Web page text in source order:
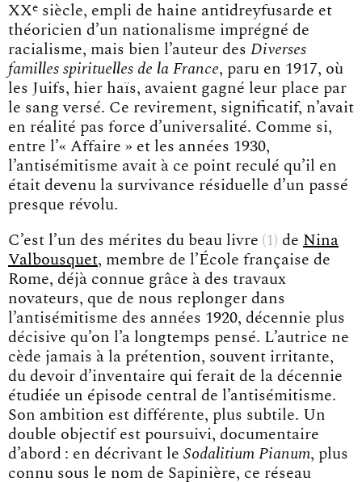
XXe siècle, empli de haine antidreyfusarde et
théoricien d’un nationalisme imprégné de
racialisme, mais bien l’auteur des Diverses
familles spirituelles de la France, paru en 1917, où
les Juifs, hier haïs, avaient gagné leur place par
le sang versé. Ce revirement, significatif, n’avait
en réalité pas force d’universalité. Comme si,
entre l’« Affaire » et les années 1930,
l’antisémitisme avait à ce point reculé qu’il en
était devenu la survivance résiduelle d’un passé
presque révolu.
C’est l’un des mérites du beau livre 1 de Nina
Valbousquet, membre de l’École française de
Rome, déjà connue grâce à des travaux
novateurs, que de nous replonger dans
l’antisémitisme des années 1920, décennie plus
décisive qu’on l’a longtemps pensé. L’autrice ne
cède jamais à la prétention, souvent irritante,
du devoir d’inventaire qui ferait de la décennie
étudiée un épisode central de l’antisémitisme.
Son ambition est différente, plus subtile. Un
double objectif est poursuivi, documentaire
d’abord : en décrivant le Sodalitium Pianum, plus
connu sous le nom de Sapinière, ce réseau